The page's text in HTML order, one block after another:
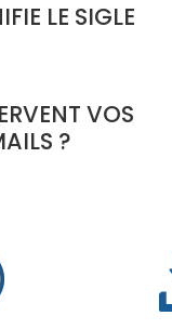
LE SIGLE
VOS
?